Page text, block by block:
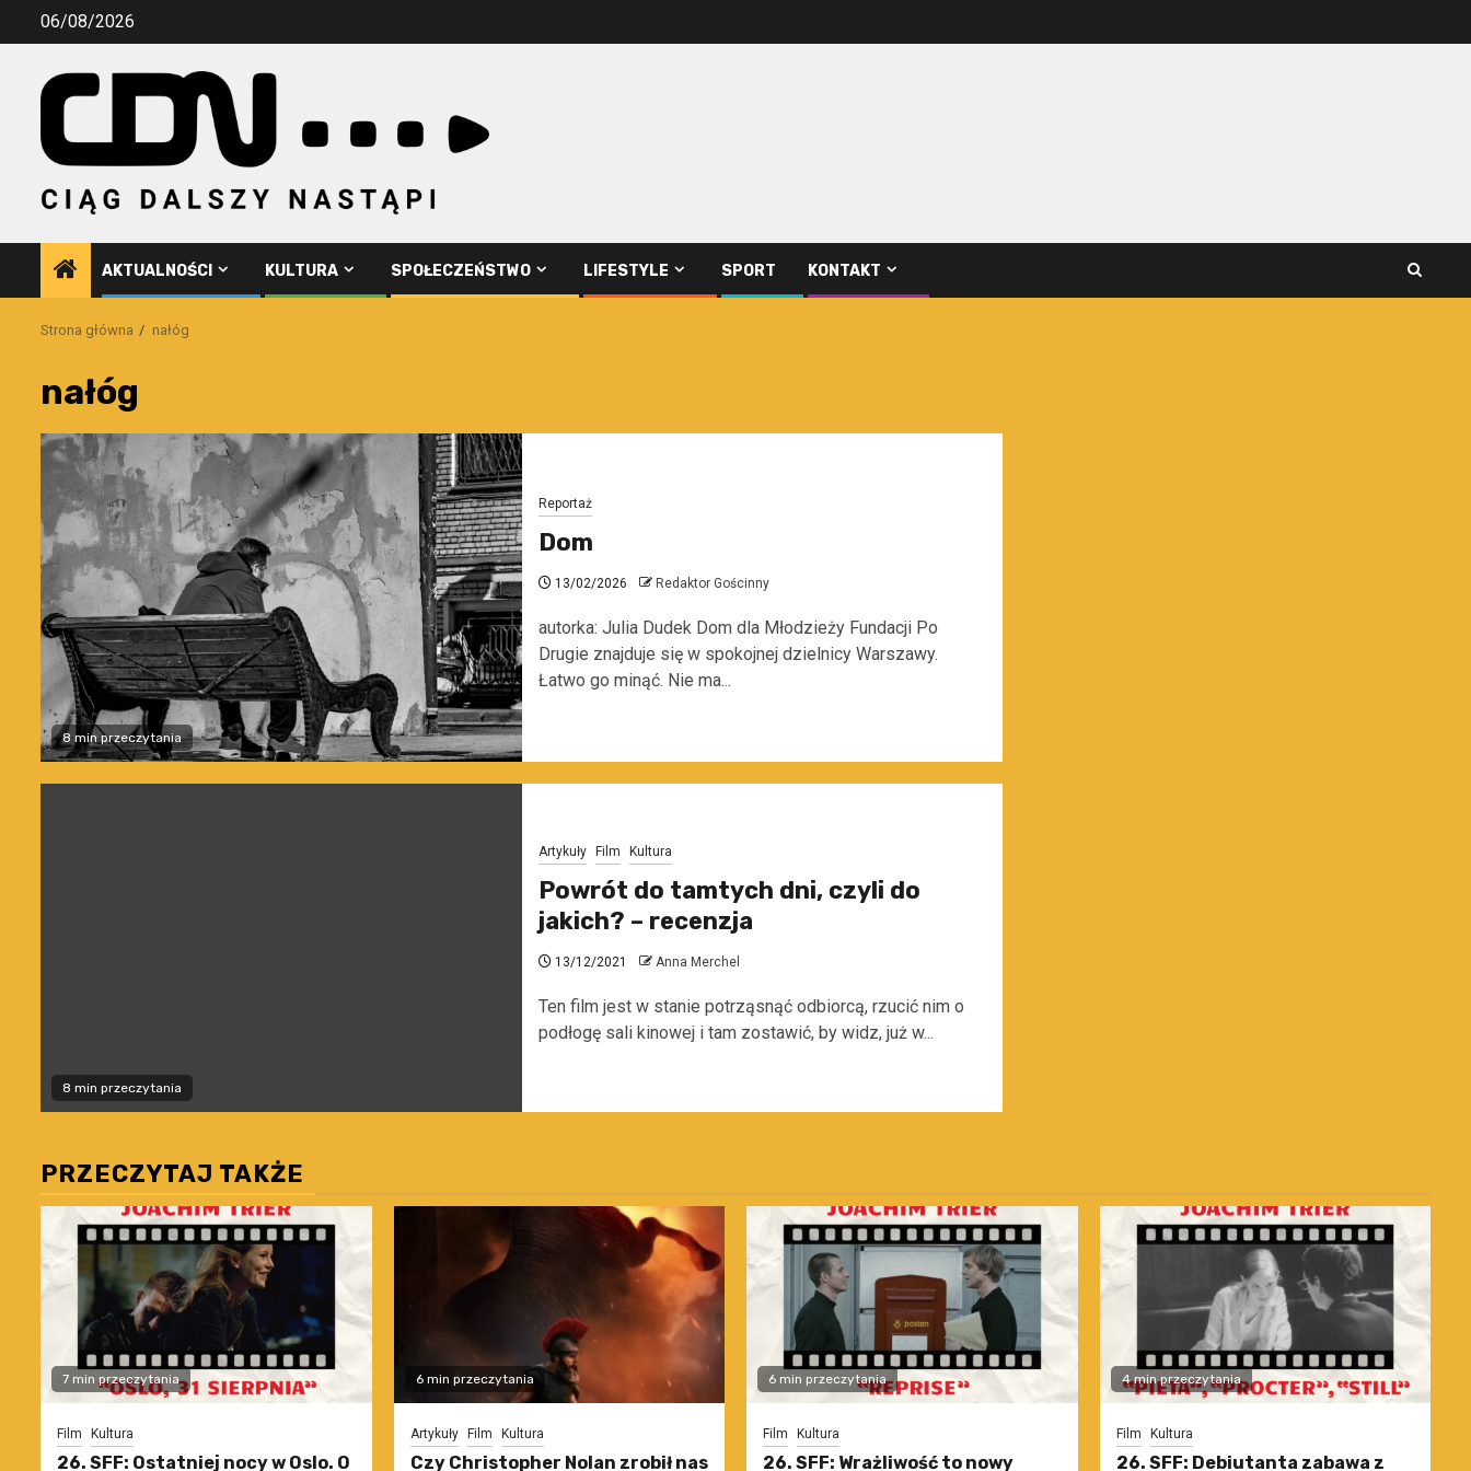
Przejdź06/08/2026
AKTUALNOŚCI KULTURA SPOŁECZEŃSTWO LIFESTYLE SPORT KONTAKT
Strona główna nałóg
nałóg
8 min przeczytania
Reportaż
Dom
13/02/2026 Redaktor Gościnny
autorka: Julia Dudek Dom dla Młodzieży Fundacji Po
Drugie znajduje się w spokojnej dzielnicy Warszawy.
Łatwo go minąć. Nie ma...
8 min przeczytania
Artykuły Film Kultura
Powrót do tamtych dni, czyli do
jakich? – recenzja
13/12/2021 Anna Merchel
Ten film jest w stanie potrząsnąć odbiorcą, rzucić nim o
podłogę sali kinowej i tam zostawić, by widz, już w...
PRZECZYTAJ TAKŻE
7 min przeczytania
Film Kultura
26. SFF: Ostatniej nocy w Oslo. O
6 min przeczytania
Artykuły Film Kultura
Czy Christopher Nolan zrobił nas
6 min przeczytania
Film Kultura
26. SFF: Wrażliwość to nowy
4 min przeczytania
Film Kultura
26. SFF: Debiutanta zabawa z